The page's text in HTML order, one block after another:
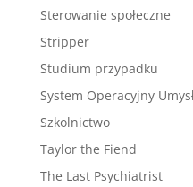
Sterowanie społeczne
Stripper
Studium przypadku
System Operacyjny
Szkolnictwo
Taylor the Fiend
The Last Psychiatrist